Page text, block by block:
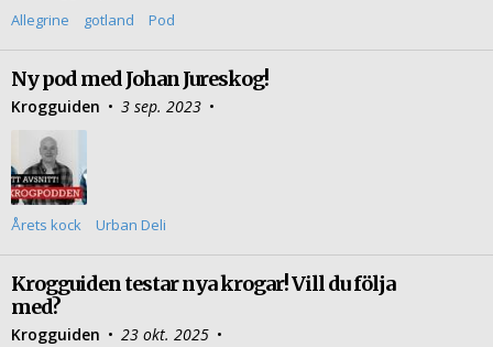
Allegrine gotland Pod
Ny pod med Johan Jureskog!
Krogguiden • 3 sep. 2023 •
Årets kock Urban Deli
Krogguiden testar nya krogar! Vill du följa
med?
Krogguiden • 23 okt. 2025 •